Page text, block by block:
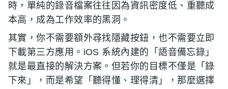
時，單純的錄音檔案往往因為資訊密度低、重聽成
本高，成為工作效率的黑洞。
其實，你不需要額外尋找隱藏按鈕，也不需要立即
下載第三方應用。iOS 系統內建的「語音備忘錄」
就是最直接的解決方案。但若你的目標不僅是「錄
下來」，而是希望「聽得懂、理得清」，那麼選擇